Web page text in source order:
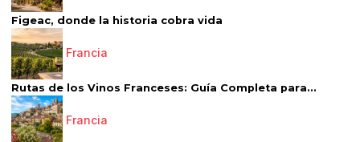
Figeac, donde la historia cobra vida
Francia
Rutas de los Vinos Franceses: Guía Completa para...
Francia